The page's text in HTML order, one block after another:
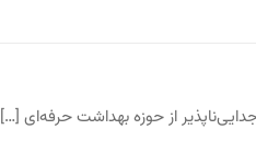
از حوزه بهداشت حرفه‌ای […]